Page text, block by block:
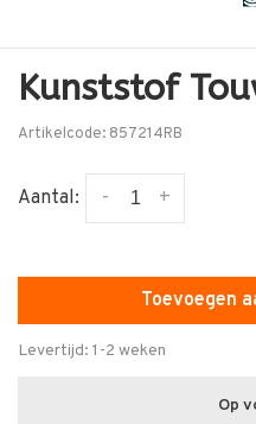
Kunststof
Artikelcode: 857214RB
Aantal: +
-
Toevoegen
Levertijd: 1-2 weken
Op